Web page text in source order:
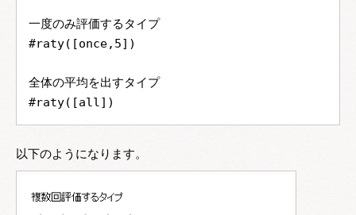
一度のみ評価するタイプ
#raty([once,5])
全体の平均を出すタイプ
#raty([all])
以下のようになります。